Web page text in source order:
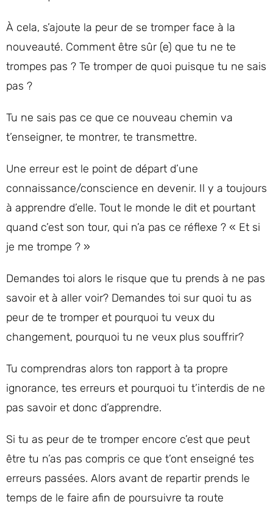
À cela, s’ajoute la peur de se tromper face à la
nouveauté. Comment être sûr (e) que tu ne te
trompes pas ? Te tromper de quoi puisque tu ne sais
pas ?
Tu ne sais pas ce que ce nouveau chemin va
t’enseigner, te montrer, te transmettre.
Une erreur est le point de départ d’une
connaissance/conscience en devenir. Il y a toujours
à apprendre d’elle. Tout le monde le dit et pourtant
quand c’est son tour, qui n’a pas ce réflexe ? « Et si
je me trompe ? »
Demandes toi alors le risque que tu prends à ne pas
savoir et à aller voir? Demandes toi sur quoi tu as
peur de te tromper et pourquoi tu veux du
changement, pourquoi tu ne veux plus souffrir?
Tu comprendras alors ton rapport à ta propre
ignorance, tes erreurs et pourquoi tu t’interdis de ne
pas savoir et donc d’apprendre.
Si tu as peur de te tromper encore c’est que peut
être tu n’as pas compris ce que t’ont enseigné tes
erreurs passées. Alors avant de repartir prends le
temps de le faire afin de poursuivre ta route